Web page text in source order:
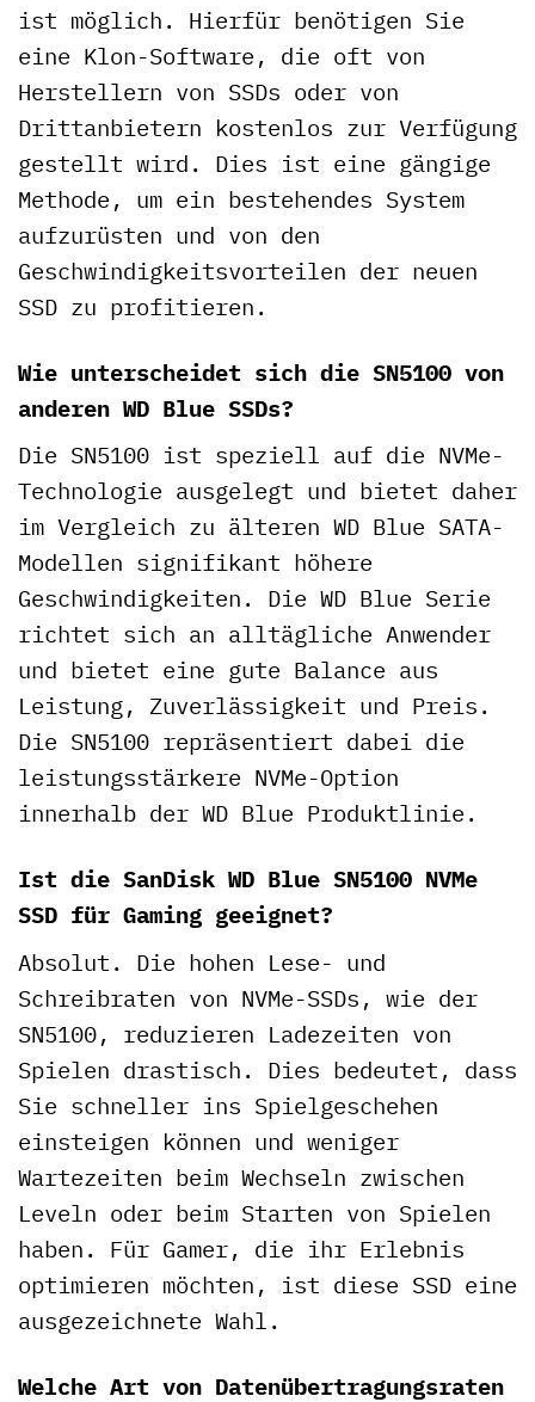
ist möglich. Hierfür benötigen Sie
eine Klon-Software, die oft von
Herstellern von SSDs oder von
Drittanbietern kostenlos zur Verfügung
gestellt wird. Dies ist eine gängige
Methode, um ein bestehendes System
aufzurüsten und von den
Geschwindigkeitsvorteilen der neuen
SSD zu profitieren.
Wie unterscheidet sich die SN5100 von
anderen WD Blue SSDs?
Die SN5100 ist speziell auf die NVMe-
Technologie ausgelegt und bietet daher
im Vergleich zu älteren WD Blue SATA-
Modellen signifikant höhere
Geschwindigkeiten. Die WD Blue Serie
richtet sich an alltägliche Anwender
und bietet eine gute Balance aus
Leistung, Zuverlässigkeit und Preis.
Die SN5100 repräsentiert dabei die
leistungsstärkere NVMe-Option
innerhalb der WD Blue Produktlinie.
Ist die SanDisk WD Blue SN5100 NVMe
SSD für Gaming geeignet?
Absolut. Die hohen Lese- und
Schreibraten von NVMe-SSDs, wie der
SN5100, reduzieren Ladezeiten von
Spielen drastisch. Dies bedeutet, dass
Sie schneller ins Spielgeschehen
einsteigen können und weniger
Wartezeiten beim Wechseln zwischen
Leveln oder beim Starten von Spielen
haben. Für Gamer, die ihr Erlebnis
optimieren möchten, ist diese SSD eine
ausgezeichnete Wahl.
Welche Art von Datenübertragungsraten